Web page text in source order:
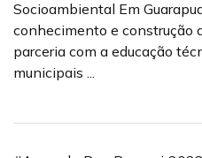
Socioambiental Em
conhecimento e construção
parceria com a educação
municipais ...